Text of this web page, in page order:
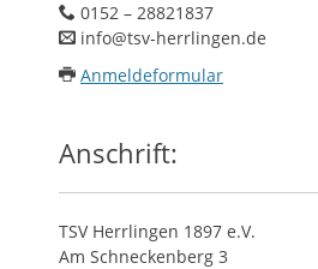
0152 – 28821837
info@tsv-herrlingen.de
Anmeldeformular
Anschrift:
TSV Herrlingen 1897 e.V.
Am Schneckenberg 3